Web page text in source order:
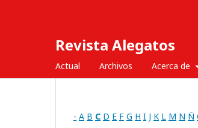
Revista Alegatos
Actual Archivos Acerca de
- A B C D E F G H I J K L M N Ñ